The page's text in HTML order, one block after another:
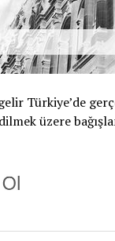
Türkiye’de
üzere